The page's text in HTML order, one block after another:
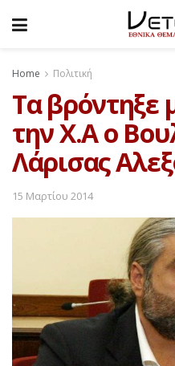
Home Πολιτική
Τα βρόντηξε
την Χ.Α ο
Λάρισας
15 Μαρτίου 2014